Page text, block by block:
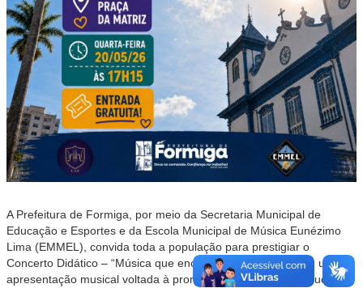
A Prefeitura de Formiga, por meio da Secretaria Municipal de
Educação e Esportes e da Escola Municipal de Música Eunézimo
Lima (EMMEL), convida toda a população para prestigiar o
Concerto Didático – “Música que encanta, educa e diverte!”, uma
apresentação musical voltada à promoção da cultura, da educação